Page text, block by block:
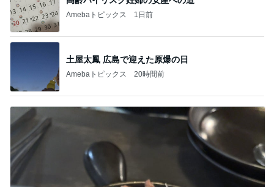
Amebaトピックス 1日前
土屋太鳳 広島で迎えた原爆の日
Amebaトピックス 20時間前